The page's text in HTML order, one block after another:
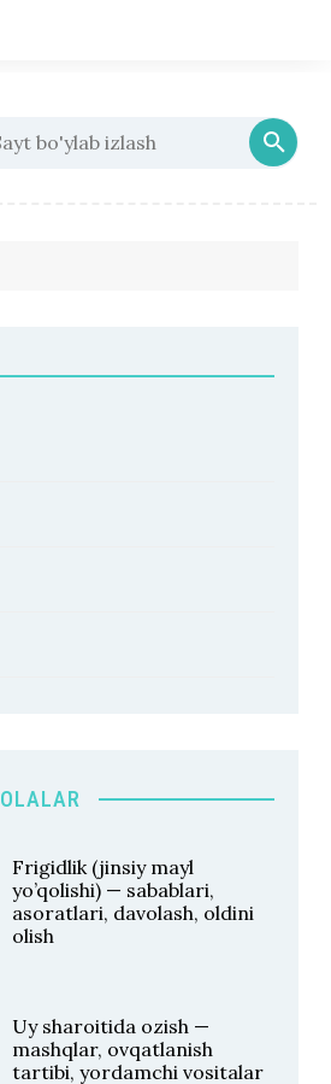
Frigidlik (jinsiy mayl
yo’qolishi) — sabablari,
asoratlari, davolash, oldini
olish
Uy sharoitida ozish —
mashqlar, ovqatlanish
tartibi, yordamchi vositalar